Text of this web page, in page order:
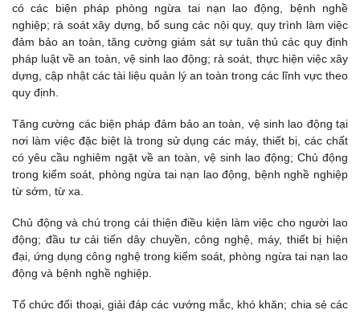
có các biện pháp phòng ngừa tai nạn lao động, bệnh nghề
nghiệp; rà soát xây dựng, bổ sung các nội quy, quy trình làm việc
đảm bảo an toàn, tăng cường giám sát sự tuân thủ các quy định
pháp luật về an toàn, vệ sinh lao động; rà soát, thực hiện việc xây
dựng, cập nhật các tài liệu quản lý an toàn trong các lĩnh vực theo
quy định.
Tăng cường các biện pháp đảm bảo an toàn, vệ sinh lao động tại
nơi làm việc đặc biệt là trong sử dụng các máy, thiết bị, các chất
có yêu cầu nghiêm ngặt về an toàn, vệ sinh lao động; Chủ động
trong kiểm soát, phòng ngừa tai nạn lao động, bệnh nghề nghiệp
từ sớm, từ ха.
Chủ động và chú trọng cải thiện điều kiện làm việc cho người lao
động; đầu tư cải tiến dây chuyền, công nghệ, máy, thiết bị hiện
đại, ứng dụng công nghệ trong kiểm soát, phòng ngừa tai nạn lao
động và bệnh nghề nghiệp.
Tổ chức đối thoại, giải đáp các vướng mắc, khó khăn; chia sẻ các